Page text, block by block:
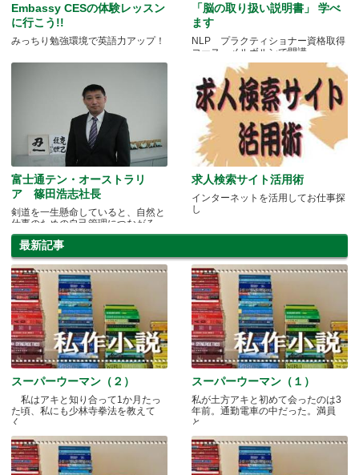
Embassy CESの体験レッスン
に行こう!!
みっちり勉強環境で英語力アップ！
「脳の取り扱い説明書」 学べ
ます
NLP プラクティショナー資格取得
コース メルボルンで開講
富士通テン・オーストラリ
ア 篠田浩志社長
剣道を一生懸命していると、自然と
仕事のための自己管理につながる
求人検索サイト活用術
インターネットを活用してお仕事探
し
最新記事
スーパーウーマン（２）
私はアキと知り合って1か月たっ
た頃、私にも少林寺拳法を教えて
く.....
スーパーウーマン（１）
私が土方アキと初めて会ったのは3
年前。通勤電車の中だった。満員
と.....